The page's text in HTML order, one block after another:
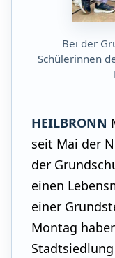
Bei der
Schülerinnen
HEILBRONN
seit Mai der
der
einen
einer
Montag